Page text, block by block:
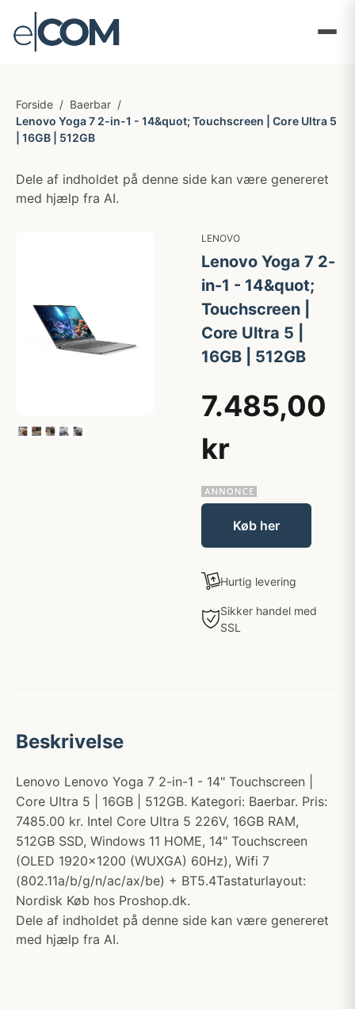
Forside / Baerbar /
Lenovo Yoga 7 2-in-1 - 14&quot; Touchscreen | Core Ultra 5
| 16GB | 512GB
Dele af indholdet på denne side kan være genereret
med hjælp fra AI.
LENOVO
Lenovo Yoga 7 2-
in-1 - 14&quot;
Touchscreen |
Core Ultra 5 |
16GB | 512GB
7.485,00
kr
Køb her
Hurtig levering
Sikker handel med
SSL
Beskrivelse
Lenovo Lenovo Yoga 7 2-in-1 - 14" Touchscreen |
Core Ultra 5 | 16GB | 512GB. Kategori: Baerbar. Pris:
7485.00 kr. Intel Core Ultra 5 226V, 16GB RAM,
512GB SSD, Windows 11 HOME, 14" Touchscreen
(OLED 1920x1200 (WUXGA) 60Hz), Wifi 7
(802.11a/b/g/n/ac/ax/be) + BT5.4Tastaturlayout:
Nordisk Køb hos Proshop.dk.
Dele af indholdet på denne side kan være genereret
med hjælp fra AI.